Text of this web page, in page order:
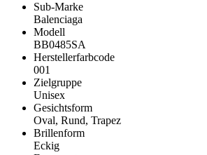
Sub-Marke
Balenciaga
Modell
BB0485SA
Herstellerfarbcode
001
Zielgruppe
Unisex
Gesichtsform
Oval, Rund, Trapez
Brillenform
Eckig